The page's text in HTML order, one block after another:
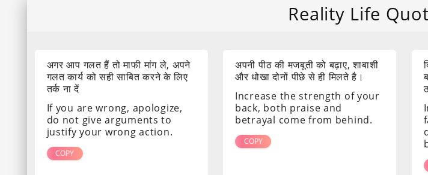
Reality Life
अगर आप गलत हैं तो माफी मांग ले, अपने
गलत कार्य को सही साबित करने के लिए
तर्क ना दें
If you are wrong, apologize,
do not give arguments to
justify your wrong action.
COPY
अपनी पीठ की मजबूती को बढ़ाए, शाबाशी
और धोखा दोनों पीछे से ही मिलते है।
Increase the strength of your
back, both praise and
betrayal come from behind.
COPY